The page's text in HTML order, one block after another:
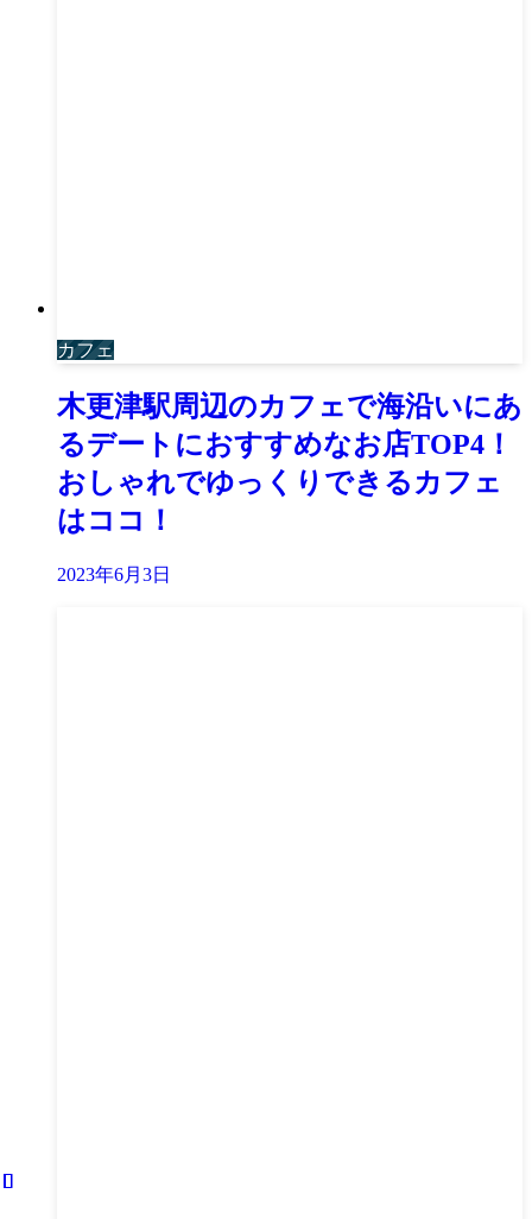
カフェ
木更津駅周辺のカフェで海沿いにあ
るデートにおすすめなお店TOP4！
おしゃれでゆっくりできるカフェ
はココ！
2023年6月3日